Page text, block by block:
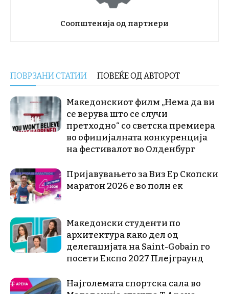
Соопштенија од партнери
ПОВРЗАНИ СТАТИИ ПОВЕЌЕ ОД АВТОРОТ
Македонскиот филм „Нема да ви
се верува што се случи
претходно“ со светска премиера
во официјалната конкуренција
на фестивалот во Олденбург
Пријавувањето за Виз Ер Скопски
маратон 2026 е во полн ек
Македонски студенти по
архитектура како дел од
делегацијата на Saint-Gobain го
посети Експо 2027 Плејграунд
Најголемата спортска сала во